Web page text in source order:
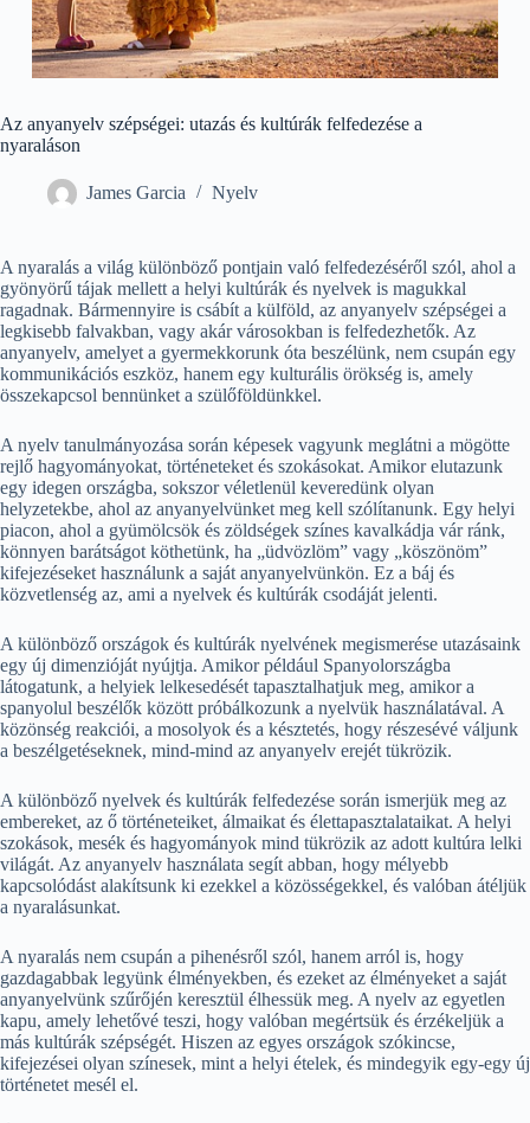
Az anyanyelv szépségei: utazás és kultúrák felfedezése a
nyaraláson
James Garcia Nyelv
A nyaralás a világ különböző pontjain való felfedezéséről szól, ahol a
gyönyörű tájak mellett a helyi kultúrák és nyelvek is magukkal
ragadnak. Bármennyire is csábít a külföld, az anyanyelv szépségei a
legkisebb falvakban, vagy akár városokban is felfedezhetők. Az
anyanyelv, amelyet a gyermekkorunk óta beszélünk, nem csupán egy
kommunikációs eszköz, hanem egy kulturális örökség is, amely
összekapcsol bennünket a szülőföldünkkel.
A nyelv tanulmányozása során képesek vagyunk meglátni a mögötte
rejlő hagyományokat, történeteket és szokásokat. Amikor elutazunk
egy idegen országba, sokszor véletlenül keveredünk olyan
helyzetekbe, ahol az anyanyelvünket meg kell szólítanunk. Egy helyi
piacon, ahol a gyümölcsök és zöldségek színes kavalkádja vár ránk,
könnyen barátságot köthetünk, ha „üdvözlöm” vagy „köszönöm”
kifejezéseket használunk a saját anyanyelvünkön. Ez a báj és
közvetlenség az, ami a nyelvek és kultúrák csodáját jelenti.
A különböző országok és kultúrák nyelvének megismerése utazásaink
egy új dimenzióját nyújtja. Amikor például Spanyolországba
látogatunk, a helyiek lelkesedését tapasztalhatjuk meg, amikor a
spanyolul beszélők között próbálkozunk a nyelvük használatával. A
közönség reakciói, a mosolyok és a késztetés, hogy részesévé váljunk
a beszélgetéseknek, mind-mind az anyanyelv erejét tükrözik.
A különböző nyelvek és kultúrák felfedezése során ismerjük meg az
embereket, az ő történeteiket, álmaikat és élettapasztalataikat. A helyi
szokások, mesék és hagyományok mind tükrözik az adott kultúra lelki
világát. Az anyanyelv használata segít abban, hogy mélyebb
kapcsolódást alakítsunk ki ezekkel a közösségekkel, és valóban átéljük
a nyaralásunkat.
A nyaralás nem csupán a pihenésről szól, hanem arról is, hogy
gazdagabbak legyünk élményekben, és ezeket az élményeket a saját
anyanyelvünk szűrőjén keresztül élhessük meg. A nyelv az egyetlen
kapu, amely lehetővé teszi, hogy valóban megértsük és érzékeljük a
más kultúrák szépségét. Hiszen az egyes országok szókincse,
kifejezései olyan színesek, mint a helyi ételek, és mindegyik egy-egy új
történetet mesél el.